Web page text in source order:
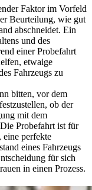
Faktor im Vorfeld
Beurteilung, wie gut
abschneidet. Ein
und des
einer Probefahrt
etwaige
Fahrzeugs zu
bitten, vor dem
ob der
mit dem
Probefahrt ist für
eine perfekte
eines Fahrzeugs
für sich
in einen Prozess.